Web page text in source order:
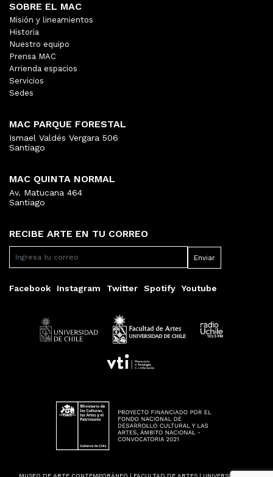
RECIBE ARTE EN TU CORREO
Facebook Instagram Twitter Spotify Youtube
SOBRE EL MAC
Misión y lineamientos
Historia
Nuestro equipo
Prensa MAC
Arrienda espacios
Servicios
Sedes
MAC PARQUE FORESTAL
Ismael Valdés Vergara 506
Santiago
MAC QUINTA NORMAL
Av. Matucana 464
Santiago
MUSEO DE ARTE CONTEMPORÁNEO | FACULTAD DE ARTES | UNIVERSIDAD DE